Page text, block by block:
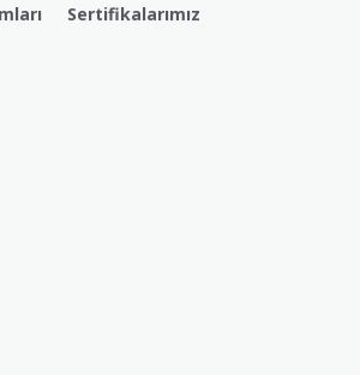
Sertifikalarımız